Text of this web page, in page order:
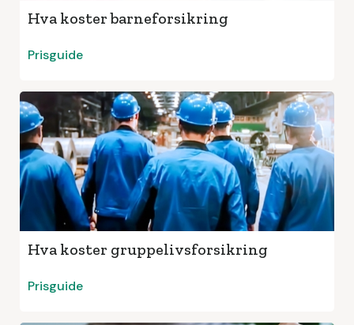
Hva koster barneforsikring
Prisguide
Hva koster gruppelivsforsikring
Prisguide